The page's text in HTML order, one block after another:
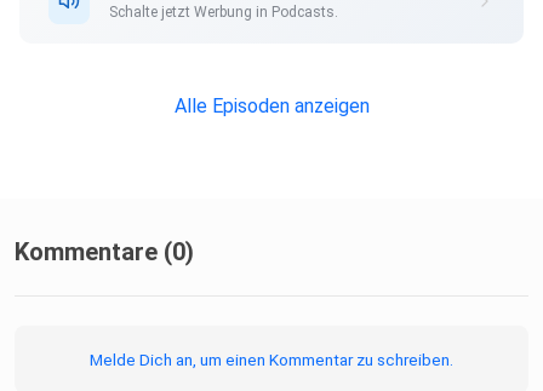
Schalte jetzt Werbung in Podcasts.
Alle Episoden anzeigen
Kommentare (0)
Melde Dich an, um einen Kommentar zu schreiben.